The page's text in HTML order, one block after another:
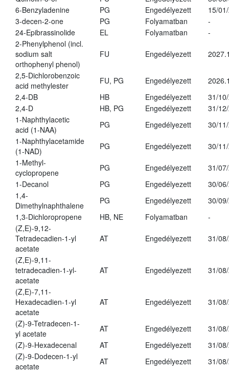
6-Benzyladenine
PG Engedélyezett
15/
3-decen-2-one
PG Folyamatban
-
24-Epibrassinolide
EL Folyamatban
-
2-Phenylphenol (incl.
sodium salt
orthophenyl phenol)
FU Engedélyezett
2,5-Dichlorobenzoic
acid methylester
FU, PG Engedélyezett
2,4-DB
HB Engedélyezett
31/
2,4-D
HB, PG Engedélyezett
31/
1-Naphthylacetic
acid (1-NAA)
PG Engedélyezett
30/
1-Naphthylacetamide
(1-NAD)
PG Engedélyezett
30/
1-Methyl-
cyclopropene
PG Engedélyezett
31/
1-Decanol
PG Engedélyezett
30/
1,4-
Dimethylnaphthalene
PG Engedélyezett
30/
1,3-Dichloropropene
HB, NE Folyamatban
-
(Z,E)-9,12-
Tetradecadien-1-yl
acetate
AT Engedélyezett 31/
(Z,E)-9,11-
tetradecadien-1-yl-
acetate
AT Engedélyezett 31/
(Z,E)-7,11-
Hexadecadien-1-yl
acetate
AT Engedélyezett 31/
(Z)-9-Tetradecen-1-
yl acetate
AT Engedélyezett
31/
(Z)-9-Hexadecenal
AT Engedélyezett
31/
(Z)-9-Dodecen-1-yl
acetate
AT Engedélyezett
31/